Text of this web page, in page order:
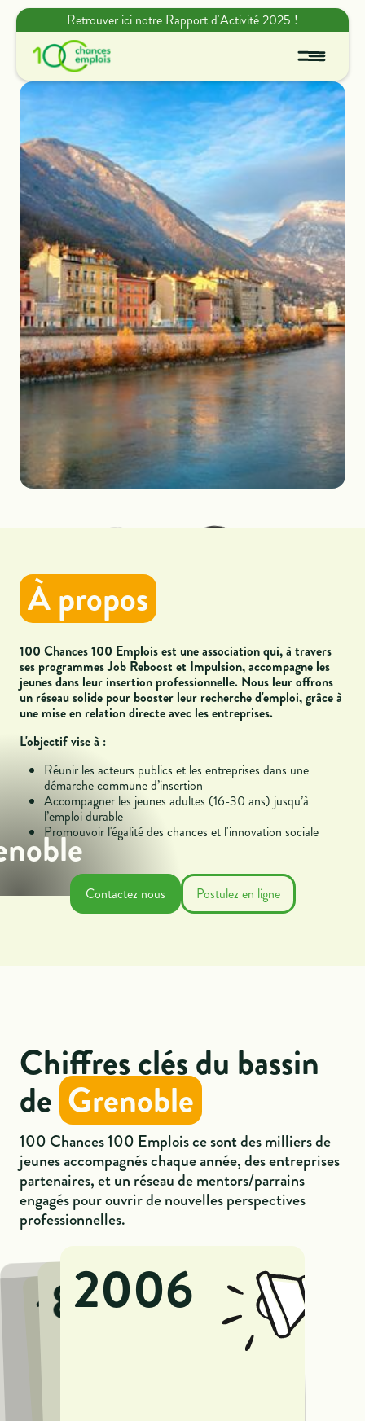
Retrouver ici notre Rapport d'Activité 2025 !
À propos
100 Chances 100 Emplois est une association qui, à travers
ses programmes Job Reboost et Impulsion, accompagne les
jeunes dans leur insertion professionnelle. Nous leur offrons
un réseau solide pour booster leur recherche d'emploi, grâce à
une mise en relation directe avec les entreprises.
L'objectif vise à :
Réunir les acteurs publics et les entreprises dans une
démarche commune d’insertion
Accompagner les jeunes adultes (16-30 ans) jusqu’à
l’emploi durable
Promouvoir l'égalité des chances et l'innovation sociale
Contactez nous Postulez en ligne
Chiffres clés du bassin
deGrenoble
100 Chances 100 Emplois ce sont des milliers de
jeunes accompagnés chaque année, des entreprises
partenaires, et un réseau de mentors/parrains
engagés pour ouvrir de nouvelles perspectives
professionnelles.
17
85
2006